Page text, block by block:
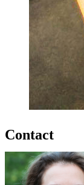
Contact